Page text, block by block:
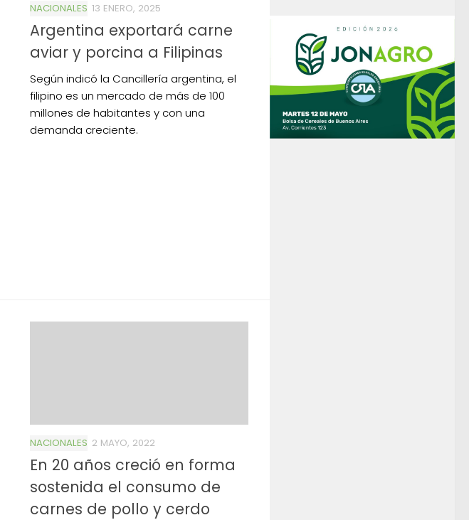
NACIONALES 13 ENERO, 2025
Argentina exportará carne
aviar y porcina a Filipinas
Según indicó la Cancillería argentina, el
filipino es un mercado de más de 100
millones de habitantes y con una
demanda creciente.
NACIONALES 2 MAYO, 2022
En 20 años creció en forma
sostenida el consumo de
carnes de pollo y cerdo